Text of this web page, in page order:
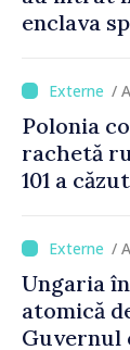
enclava
Schengen
/
Polonia
rachetă
101 a
/
Ungaria
atomică
Guvernul